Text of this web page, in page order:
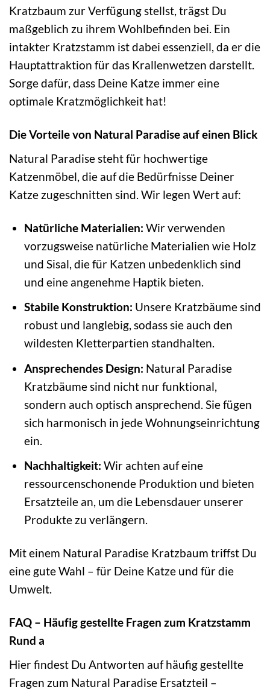
Kratzbaum zur Verfügung stellst, trägst Du
maßgeblich zu ihrem Wohlbefinden bei. Ein
intakter Kratzstamm ist dabei essenziell, da er die
Hauptattraktion für das Krallenwetzen darstellt.
Sorge dafür, dass Deine Katze immer eine
optimale Kratzmöglichkeit hat!
Die Vorteile von Natural Paradise auf einen Blick
Natural Paradise steht für hochwertige
Katzenmöbel, die auf die Bedürfnisse Deiner
Katze zugeschnitten sind. Wir legen Wert auf:
Natürliche Materialien: Wir verwenden
vorzugsweise natürliche Materialien wie Holz
und Sisal, die für Katzen unbedenklich sind
und eine angenehme Haptik bieten.
Stabile Konstruktion: Unsere Kratzbäume sind
robust und langlebig, sodass sie auch den
wildesten Kletterpartien standhalten.
Ansprechendes Design: Natural Paradise
Kratzbäume sind nicht nur funktional,
sondern auch optisch ansprechend. Sie fügen
sich harmonisch in jede Wohnungseinrichtung
ein.
Nachhaltigkeit: Wir achten auf eine
ressourcenschonende Produktion und bieten
Ersatzteile an, um die Lebensdauer unserer
Produkte zu verlängern.
Mit einem Natural Paradise Kratzbaum triffst Du
eine gute Wahl – für Deine Katze und für die
Umwelt.
FAQ – Häufig gestellte Fragen zum Kratzstamm
Rund a
Hier findest Du Antworten auf häufig gestellte
Fragen zum Natural Paradise Ersatzteil –